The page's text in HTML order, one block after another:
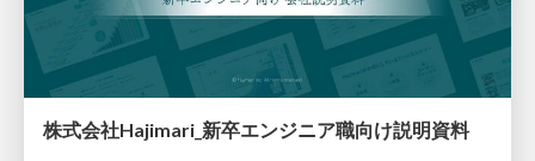
株式会社Hajimari_新卒エンジニア職向け説明資料